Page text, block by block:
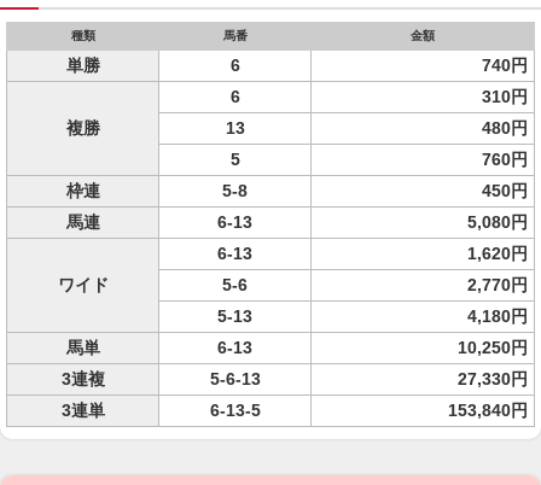
種類 馬番 金額
単勝 6 740円
複勝
6
310円
13
480円
5
760円
枠連
5-8
450円
馬連
6-13 5,080円
ワイド
6-13
1,620円
5-6
2,770円
5-13
4,180円
馬単
6-13
10,250円
3連複
5-6-13
27,330円
3連単
6-13-5 153,840円